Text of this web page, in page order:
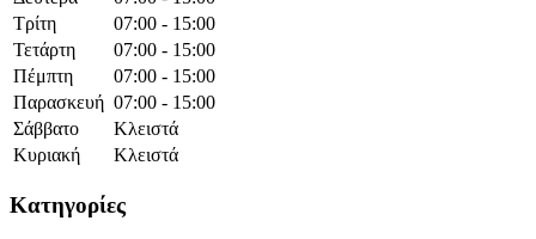
Τρίτη
07:00 - 15:00
Τετάρτη
07:00 - 15:00
Πέμπτη
07:00 - 15:00
Παρασκευή 07:00 - 15:00
Σάββατο
Κλειστά
Κυριακή
Κλειστά
Κατηγορίες